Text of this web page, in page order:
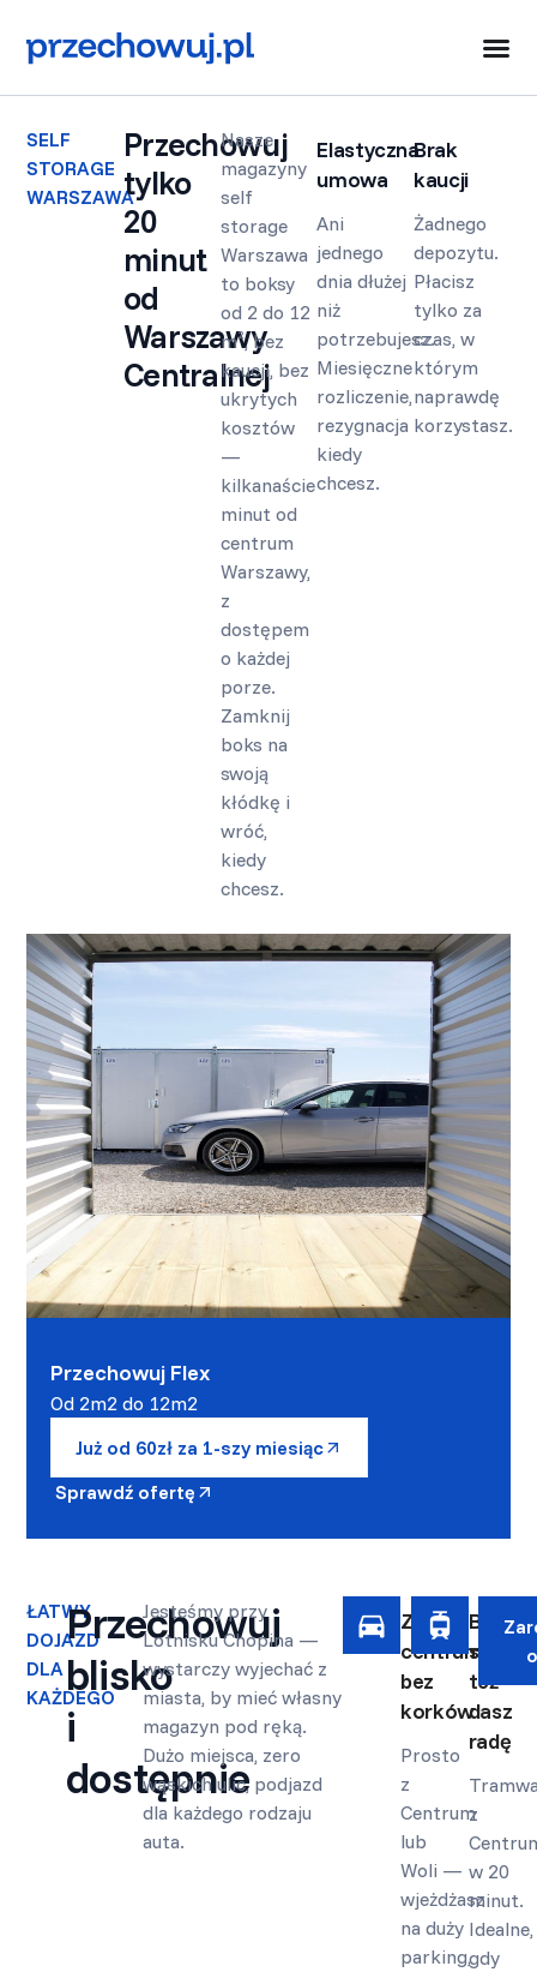
SELF
STORAGE
WARSZAWA
Przechowuj
tylko
20
minut
od
Warszawy
Centralnej
Nasze
magazyny
self
storage
Warszawa
to boksy
od 2 do 12
m², bez
kaucji, bez
ukrytych
kosztów
—
kilkanaście
minut od
centrum
Warszawy,
z
dostępem
o każdej
porze.
Zamknij
boks na
swoją
kłódkę i
wróć,
kiedy
chcesz.
Elastyczna
umowa
Ani
jednego
dnia dłużej
niż
potrzebujesz.
Miesięczne
rozliczenie,
rezygnacja
kiedy
chcesz.
Brak
kaucji
Żadnego
depozytu.
Płacisz
tylko za
czas, w
którym
naprawdę
korzystasz.
Przechowuj Flex
Od 2m2 do 12m2
Już od 60zł za 1-szy miesiąc
Sprawdź ofertę
ŁATWY
DOJAZD
DLA
KAŻDEGO
Przechowuj
blisko
i
dostępnie
Jesteśmy przy
Lotnisku Chopina —
wystarczy wyjechać z
miasta, by mieć własny
magazyn pod ręką.
Dużo miejsca, zero
wąskich ulic, podjazd
dla każdego rodzaju
auta.
Z
centrum
bez
korków
Prosto
z
Centrum
lub
Woli —
wjeżdżasz
na duży
parking,
Bez
też
dasz
radę
z
w 20
minut.
Idealne,
gdy